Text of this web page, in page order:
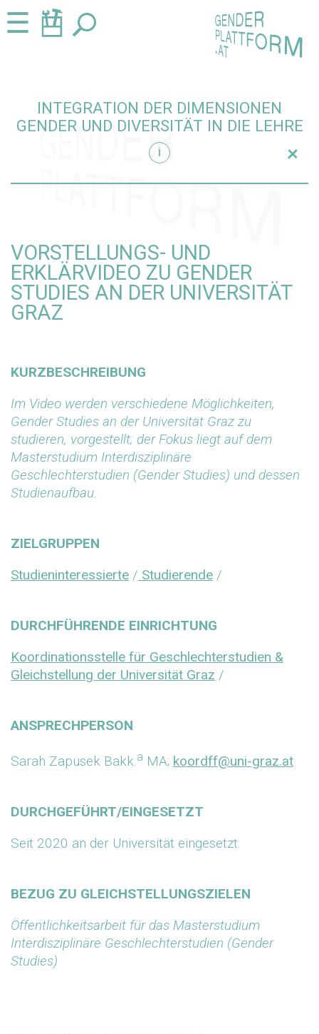
Zum
Seiteninhalt
Zur
Navigation
☰
INTEGRATION DER DIMENSIONEN
GENDER UND DIVERSITÄT IN DIE LEHRE
i
+
VORSTELLUNGS- UND
ERKLÄRVIDEO ZU GENDER
STUDIES AN DER UNIVERSITÄT
GRAZ
KURZBESCHREIBUNG
Im Video werden verschiedene Möglichkeiten,
Gender Studies an der Universität Graz zu
studieren, vorgestellt; der Fokus liegt auf dem
Masterstudium Interdisziplinäre
Geschlechterstudien (Gender Studies) und dessen
Studienaufbau.
ZIELGRUPPEN
Studieninteressierte / Studierende /
DURCHFÜHRENDE EINRICHTUNG
Koordinationsstelle für Geschlechterstudien &
Gleichstellung der Universität Graz /
ANSPRECHPERSON
Sarah Zapusek Bakk.a MA; koordff@uni-graz.at
DURCHGEFÜHRT/EINGESETZT
Seit 2020 an der Universität eingesetzt.
BEZUG ZU GLEICHSTELLUNGSZIELEN
Öffentlichkeitsarbeit für das Masterstudium
Interdisziplinäre Geschlechterstudien (Gender
Studies)